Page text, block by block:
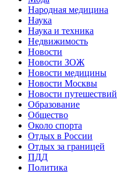
Народная медицина
Наука
Наука и техника
Недвижимость
Новости
Новости ЗОЖ
Новости медицины
Новости Москвы
Новости путешествий
Образование
Общество
Около спорта
Отдых в России
Отдых за границей
ПДД
Политика